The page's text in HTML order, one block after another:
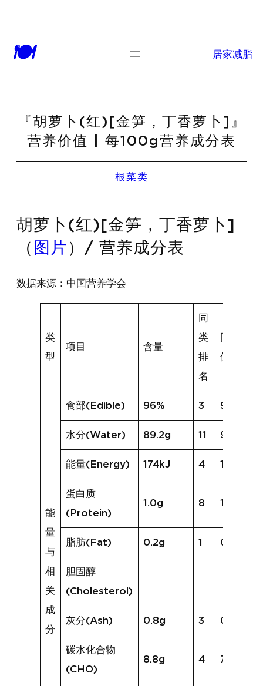
🍽 居家减脂
『胡萝卜(红)[金笋，丁香萝卜]』
营养价值 | 每100g营养成分表
根菜类
胡萝卜(红)[金笋，丁香萝卜]
（ 图片 ）/ 营养成分表
数据来源：中国营养学会
类
型
项目 含量
同
类
排
名
同类均
值
能
量
与
相
关
成
分
食部(Edible) 96% 3 90%
水分(Water) 89.2g 11 90.3g
能量(Energy) 174kJ 4 156kJ
蛋白质
(Protein)
1.0g 8 1.1g
脂肪(Fat) 0.2g 1 0.1g
胆固醇
(Cholesterol)
灰分(Ash) 0.8g 3 0.7g
碳水化合物
(CHO)
8.8g 4 7.7g